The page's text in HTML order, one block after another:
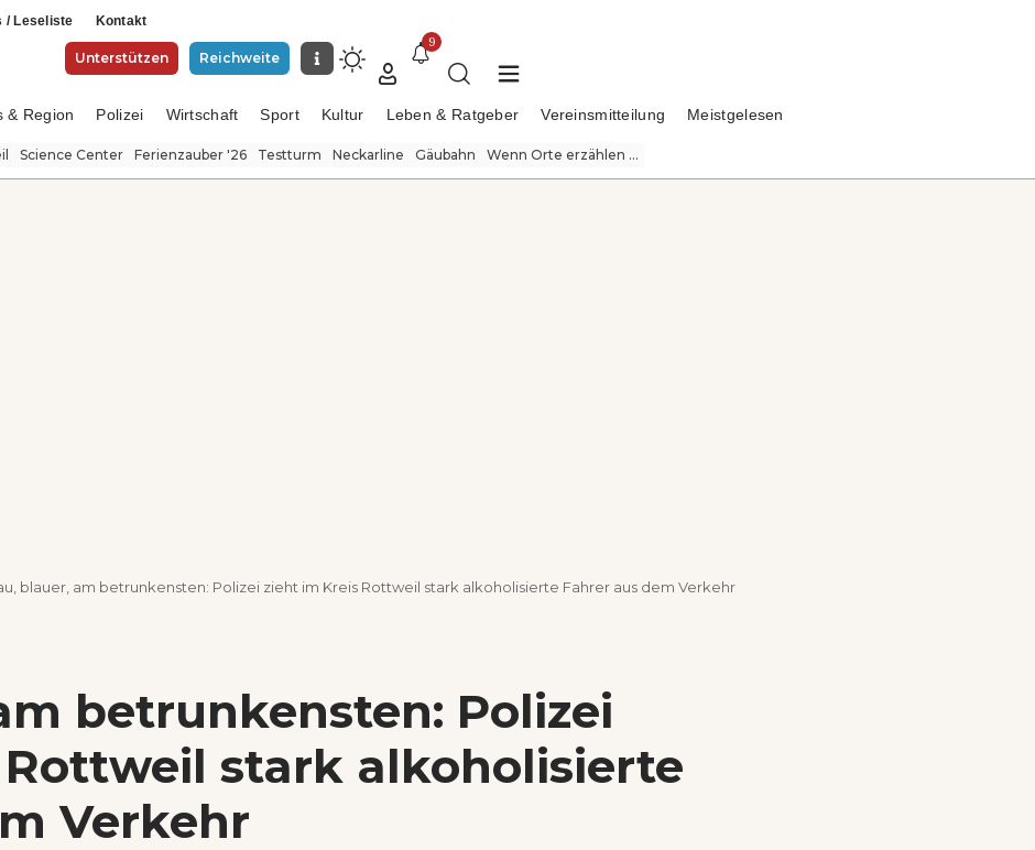
/ Leseliste Kontakt
Unterstützen Reichweite
9
& Region Polizei Wirtschaft Sport Kultur Leben & Ratgeber Vereinsmitteilung Meistgelesen
Science Center Ferienzauber '26 Testturm Neckarline Gäubahn Wenn Orte erzählen ...
blauer, am betrunkensten: Polizei zieht im Kreis Rottweil stark alkoholisierte Fahrer aus dem Verkehr
betrunkensten: Polizei
stark alkoholisierte
Verkehr